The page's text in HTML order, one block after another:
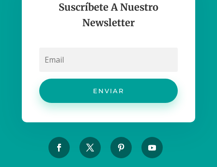
Suscríbete A Nuestro
Newsletter
ENVIAR